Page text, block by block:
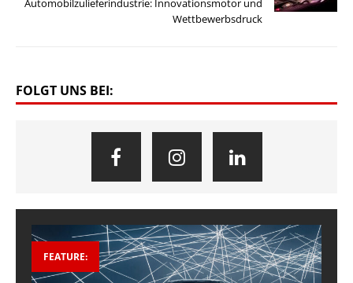
Automobilzulieferindustrie: Innovationsmotor und
Wettbewerbsdruck
FOLGT UNS BEI:
FEATURE: